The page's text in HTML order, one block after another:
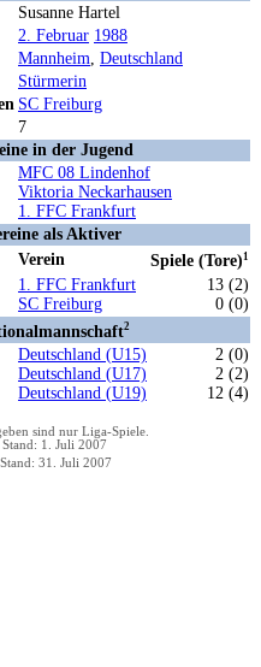
Susanne Hartel
2. Februar 1988
Mannheim Deutschland
Stürmerin
SC Freiburg
7
in der Jugend
MFC 08 Lindenhof
Viktoria Neckarhausen
1. FFC Frankfurt
als Aktiver
Verein Spiele (Tore)1
1. FFC Frankfurt
SC Freiburg
13 (2)
0 (0)
2
Deutschland (U15)
Deutschland (U17)
Deutschland (U19)
2 (0)
2 (2)
12 (4)
sind nur Liga-Spiele.
Stand: 1. Juli 2007
Stand: 31. Juli 2007